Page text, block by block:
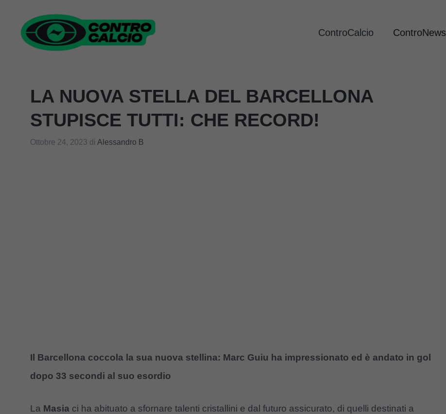
contenuto
ControCalcio ControNews
LA NUOVA STELLA DEL BARCELLONA
STUPISCE TUTTI: CHE RECORD!
Ottobre 24, 2023 di Alessandro B
Il Barcellona coccola la sua nuova stellina: Marc Guiu ha impressionato ed è andato in gol
dopo 33 secondi al suo esordio
La Masia ci ha abituato a sfornare talenti cristallini e dal futuro assicurato, di quelli destinati a